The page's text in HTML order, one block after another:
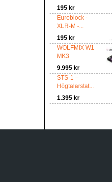
195 kr
Euroblock -
XLR-M -...
195 kr
WOLFMIX W1
MK3
9.995 kr
STS-1 –
Högtalarstat...
1.395 kr